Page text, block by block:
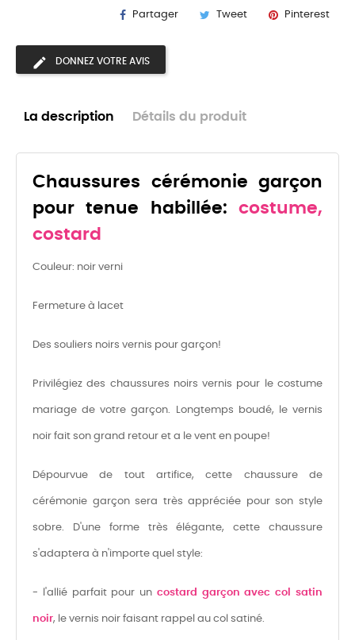
Partager Tweet Pinterest
DONNEZ VOTRE AVIS
La description Détails du produit
Chaussures cérémonie garçon
pour tenue habillée: costume,
costard
Couleur: noir verni
Fermeture à lacet
Des souliers noirs vernis pour garçon!
Privilégiez des chaussures noirs vernis pour le costume
mariage de votre garçon. Longtemps boudé, le vernis
noir fait son grand retour et a le vent en poupe!
Dépourvue de tout artifice, cette chaussure de
cérémonie garçon sera très appréciée pour son style
sobre. D'une forme très élégante, cette chaussure
s'adaptera à n'importe quel style:
- l'allié parfait pour un costard garçon avec col satin
noir, le vernis noir faisant rappel au col satiné.